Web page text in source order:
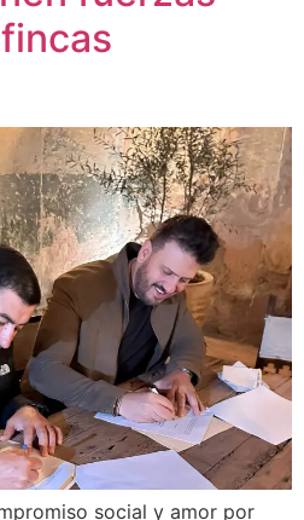
social y amor por